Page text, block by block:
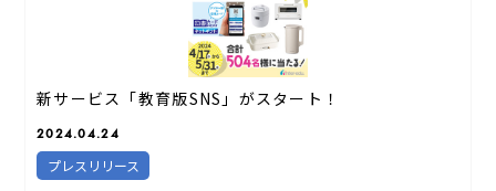
新サービス「教育版SNS」がスタート！
2024.04.24
プレスリリース